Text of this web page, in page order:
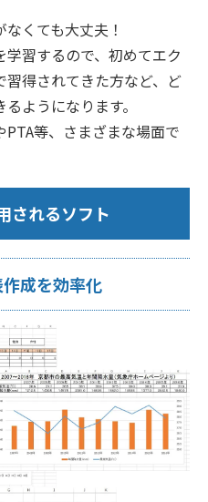
くても大丈夫！
習するので、初めてエク
得されてきた方など、ど
ようになります。
等、さまざまな場面で
されるソフト
成を効率化